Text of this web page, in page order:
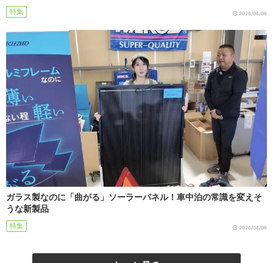
特集 2026/08/06
ガラス製なのに「曲がる」ソーラーパネル！車中泊の常識を変えそ
うな新製品
特集 2026/08/06